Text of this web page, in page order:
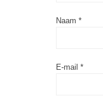
Naam *
E-mail *